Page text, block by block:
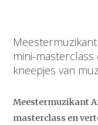
mini-
kneepjes van
Meestermuzikant
masterclass en